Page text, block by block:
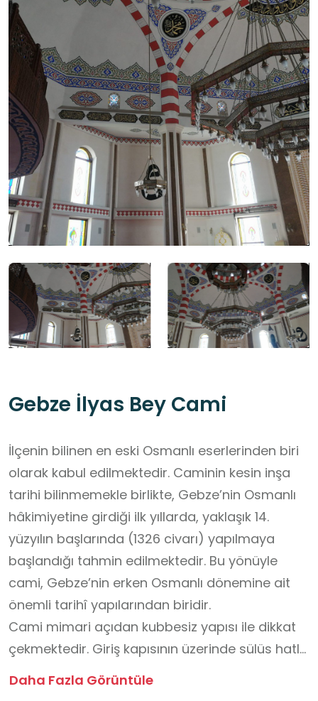
Gebze İlyas Bey Cami
İlçenin bilinen en eski Osmanlı eserlerinden biri
olarak kabul edilmektedir. Caminin kesin inşa
tarihi bilinmemekle birlikte, Gebze’nin Osmanlı
hâkimiyetine girdiği ilk yıllarda, yaklaşık 14.
yüzyılın başlarında (1326 civarı) yapılmaya
başlandığı tahmin edilmektedir. Bu yönüyle
cami, Gebze’nin erken Osmanlı dönemine ait
önemli tarihî yapılarından biridir.
Cami mimari açıdan kubbesiz yapısı ile dikkat
çekmektedir. Giriş kapısının üzerinde sülüs hatla
yazılmış bir kitabe bulunmakta, ancak bu
Daha Fazla Görüntüle